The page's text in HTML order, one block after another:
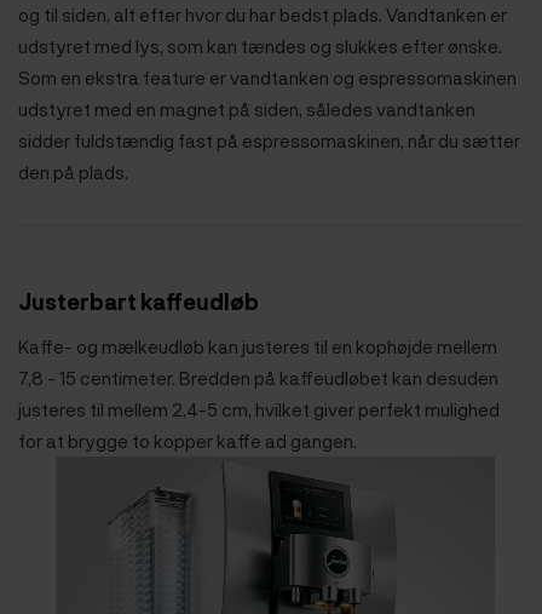
og til siden, alt efter hvor du har bedst plads. Vandtanken er
udstyret med lys, som kan tændes og slukkes efter ønske.
Som en ekstra feature er vandtanken og espressomaskinen
udstyret med en magnet på siden, således vandtanken
sidder fuldstændig fast på espressomaskinen, når du sætter
den på plads.
Justerbart kaffeudløb
Kaffe- og mælkeudløb kan justeres til en kophøjde mellem
7,8 - 15 centimeter. Bredden på kaffeudløbet kan desuden
justeres til mellem 2,4-5 cm, hvilket giver perfekt mulighed
for at brygge to kopper kaffe ad gangen.